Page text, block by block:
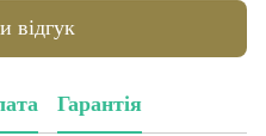
відгук
Гарантія